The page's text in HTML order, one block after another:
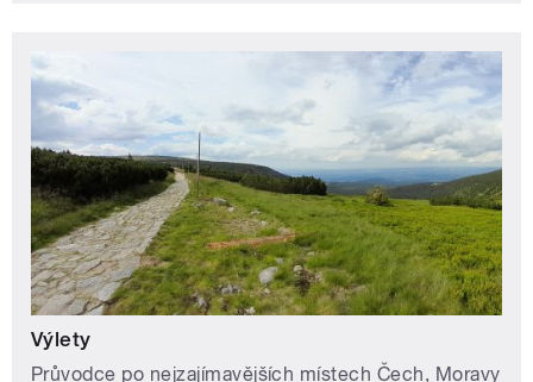
Výlety
Průvodce po nejzajímavějších místech Čech, Moravy